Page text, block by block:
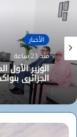
الأخبار
منذ 23 ساعة
الوزير الأول
الجزائري